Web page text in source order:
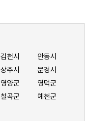
김천시
안동시
상주시
문경시
영양군
영덕군
칠곡군
예천군